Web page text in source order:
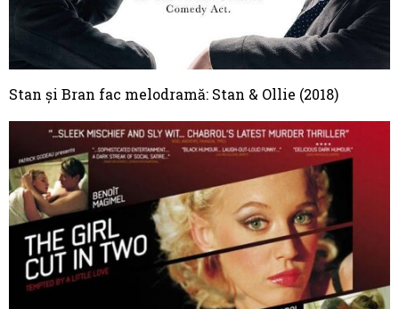
Stan și Bran fac melodramă: Stan & Ollie (2018)